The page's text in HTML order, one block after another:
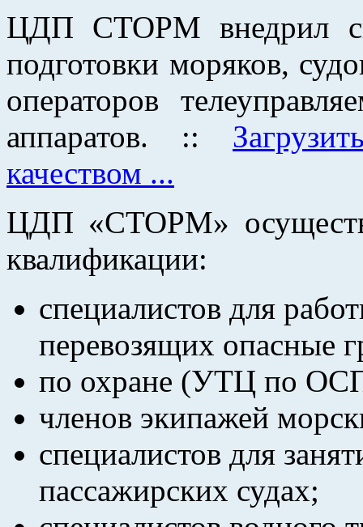
ЦДП СТОРМ внедрил
подготовки моряков,
операторов
аппаратов. ::
качеством ...
ЦДП «СТОРМ»
квалификации:
специалистов для
перевозящих опасные
по охране (УТЦ по
членов экипажей
специалистов для
пассажирских судах;